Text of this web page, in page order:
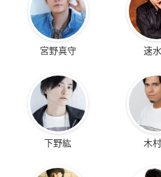
宮野真守 速
下野紘 木